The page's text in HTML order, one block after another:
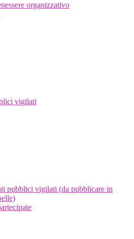
organizzativo
vigilati
pubblici vigilati (da pubblicare in